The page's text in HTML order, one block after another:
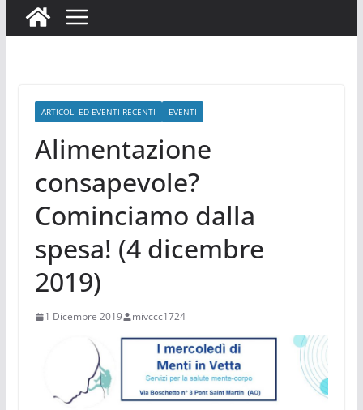
ARTICOLI ED EVENTI RECENTI EVENTI
Alimentazione
consapevole?
Cominciamo dalla
spesa! (4 dicembre
2019)
1 Dicembre 2019 mivccc1724